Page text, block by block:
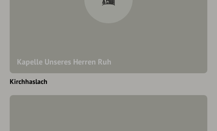
Kapelle Unseres Herren Ruh
Kirchhaslach